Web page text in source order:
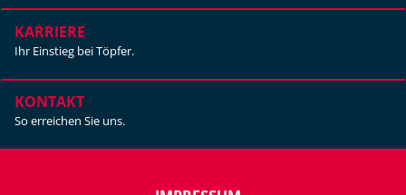
KARRIERE
Ihr Einstieg bei Töpfer.
KONTAKT
So erreichen Sie uns.